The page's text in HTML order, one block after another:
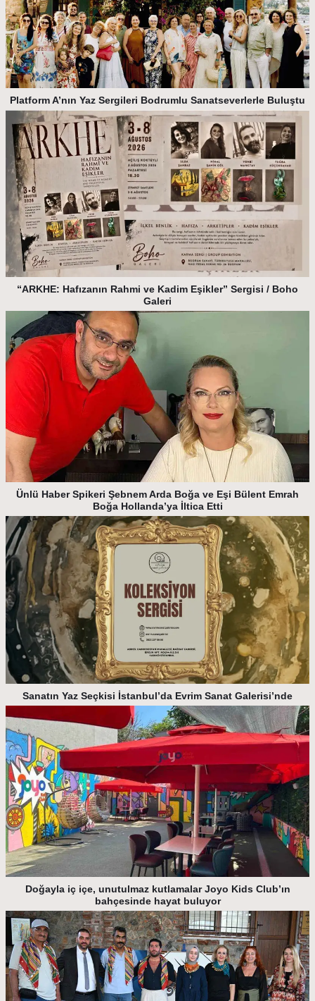
Platform A’nın Yaz Sergileri Bodrumlu Sanatseverlerle Buluştu
“ARKHE: Hafızanın Rahmi ve Kadim Eşikler” Sergisi / Boho
Galeri
Ünlü Haber Spikeri Şebnem Arda Boğa ve Eşi Bülent Emrah
Boğa Hollanda’ya İltica Etti
Sanatın Yaz Seçkisi İstanbul’da Evrim Sanat Galerisi’nde
Doğayla iç içe, unutulmaz kutlamalar Joyo Kids Club’ın
bahçesinde hayat buluyor